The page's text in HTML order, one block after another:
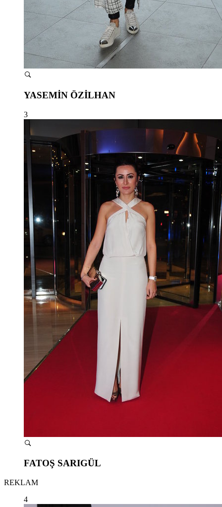
YASEMİN ÖZİLHAN
3
FATOŞ SARIGÜL
REKLAM
4